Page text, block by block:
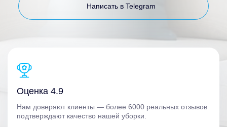
Написать в Telegram
Оценка 4.9
Нам доверяют клиенты — более 6000 реальных отзывов
подтверждают качество нашей уборки.